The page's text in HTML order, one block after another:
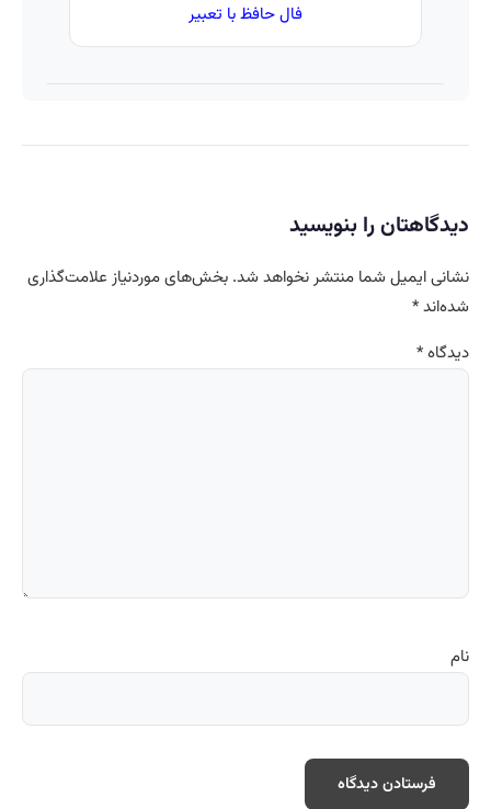
فال حافظ با تعبیر
دیدگاهتان را بنویسید
نشانی ایمیل شما منتشر نخواهد شد. بخش‌های موردنیاز علامت‌گذاری
شده‌اند*
دیدگاه*
نام